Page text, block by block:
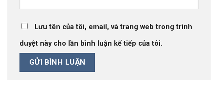
Lưu tên của tôi, email, và trang web trong trình
duyệt này cho lần bình luận kế tiếp của tôi.